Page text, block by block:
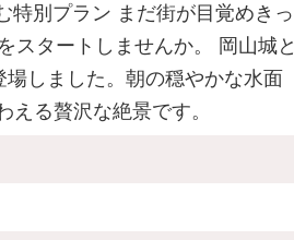
特別プラン まだ街が目覚めきっ
スタートしませんか。 岡山城と
しました。朝の穏やかな水面
る贅沢な絶景です。